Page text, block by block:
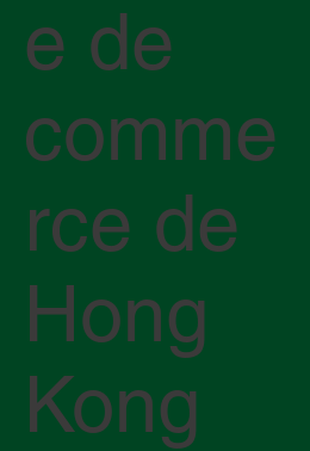
e de
comme
rce de
Hong
Kong